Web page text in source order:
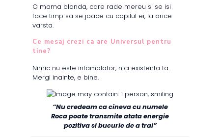
O mama blanda, care rade mereu si se isi
face timp sa se joace cu copilul ei, la orice
varsta.
Ce mesaj crezi ca are Universul pentru
tine?
Nimic nu este intamplator, nici existenta ta.
Mergi inainte, e bine.
“Nu credeam ca cineva cu numele
Roca poate transmite atata energie
pozitiva si bucurie de a trai”